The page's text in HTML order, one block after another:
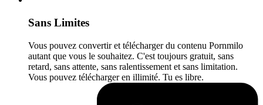
Sans Limites
Vous pouvez convertir et télécharger du contenu Pornmilo
autant que vous le souhaitez. C'est toujours gratuit, sans
retard, sans attente, sans ralentissement et sans limitation.
Vous pouvez télécharger en illimité. Tu es libre.